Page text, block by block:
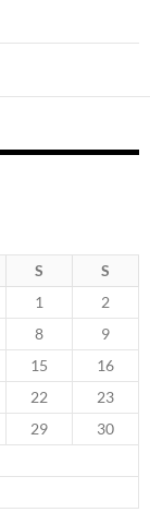
S S
1
2
8
9
15
16
22
23
29
30